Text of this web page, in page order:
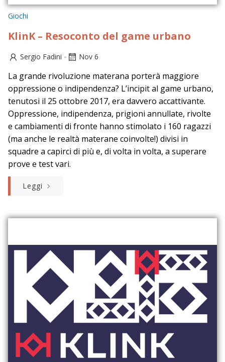
Giochi
KlinK – Resoconto del game urbano
Sergio Fadini - Nov 6
La grande rivoluzione materana porterà maggiore
oppressione o indipendenza? L’incipit al game urbano,
tenutosi il 25 ottobre 2017, era davvero accattivante.
Oppressione, indipendenza, prigioni annullate, rivolte
e cambiamenti di fronte hanno stimolato i 160 ragazzi
(ma anche le realtà materane coinvolte!) divisi in
squadre a capirci di più e, di volta in volta, a superare
prove e test vari.
Leggi